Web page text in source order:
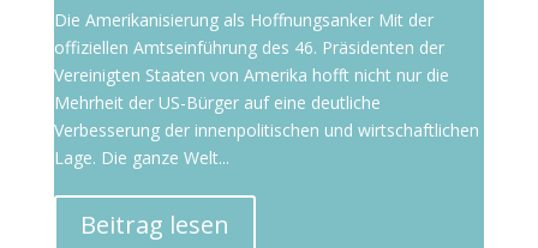
Die Amerikanisierung als Hoffnungsanker Mit der
offiziellen Amtseinführung des 46. Präsidenten der
Vereinigten Staaten von Amerika hofft nicht nur die
Mehrheit der US-Bürger auf eine deutliche
Verbesserung der innenpolitischen und wirtschaftlichen
Lage. Die ganze Welt...
Beitrag lesen